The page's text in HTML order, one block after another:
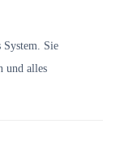
Sie
und alles